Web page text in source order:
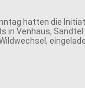
hatten die
in Venhaus, Sandtel